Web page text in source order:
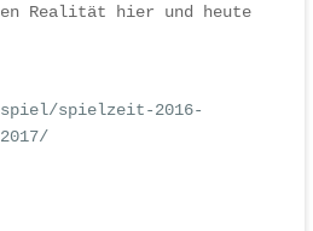
Realität hier und heute
spielzeit-2016-